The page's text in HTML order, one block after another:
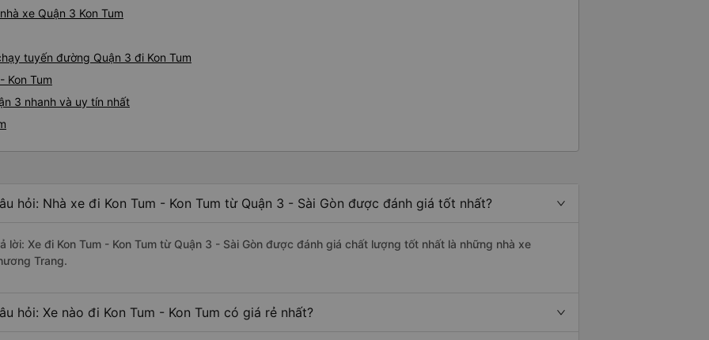
xe Quận 3 Kon Tum
tuyến đường Quận 3 đi Kon Tum
Kon Tum
3 nhanh và uy tín nhất
hỏi: Nhà xe đi Kon Tum - Kon Tum từ Quận 3 - Sài Gòn được đánh giá tốt nhất?
lời: Xe đi Kon Tum - Kon Tum từ Quận 3 - Sài Gòn được đánh giá chất lượng tốt nhất là những nhà xe
Trang.
hỏi: Xe nào đi Kon Tum - Kon Tum có giá rẻ nhất?